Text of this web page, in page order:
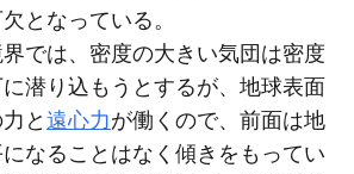
となっている。
では、密度の大きい気団は密度
潜り込もうとするが、地球表面
と遠心力が働くので、前面は地
なることはなく傾きをもってい